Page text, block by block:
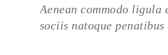
Aenean commodo ligula
sociis natoque